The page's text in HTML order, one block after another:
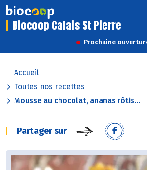
Biocoop Calais St Pierre
Prochaine
Accueil
Toutes nos recettes
Mousse au chocolat, ananas rôtis...
Partager sur